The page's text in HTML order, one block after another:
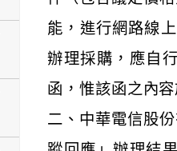
能，進行網路線
辦理採購，應自
函，惟該函之內
二、中華電信股